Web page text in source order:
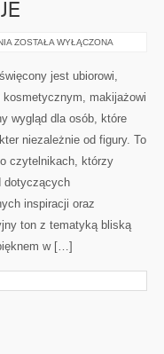
STYLIZACJE
OKAZJE
ZOSTAŁA WYŁĄCZONA
jest ubiorowi,
makijażowi
wygląd dla osób, które
niezależnie od figury. To
czytelnikach, którzy
dotyczących
inspiracji oraz
ton z tematyką bliską
w […]